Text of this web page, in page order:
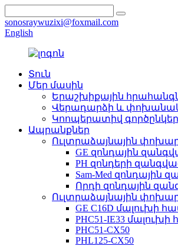
sonosraywuzixi@foxmail.com
English
Տուն
Մեր մասին
Երաշխիքային
Վերադարձի և
Կոոպերատիվ գործընկեր
Ապրանքներ
Ուլտրաձայնային
GE զոնդային
PH զոնդերի
Sam-Med զոնդային
Որդի զոնդային
Ուլտրաձայնային
GE C16D մալուխի
PHC51-IE33
PHC51-CX50
PHL125-CX50